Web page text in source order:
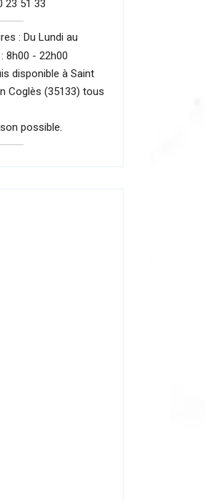
23 51 33
: Du Lundi au
8h00 - 22h00
disponible à Saint
Coglès (35133) tous
possible.